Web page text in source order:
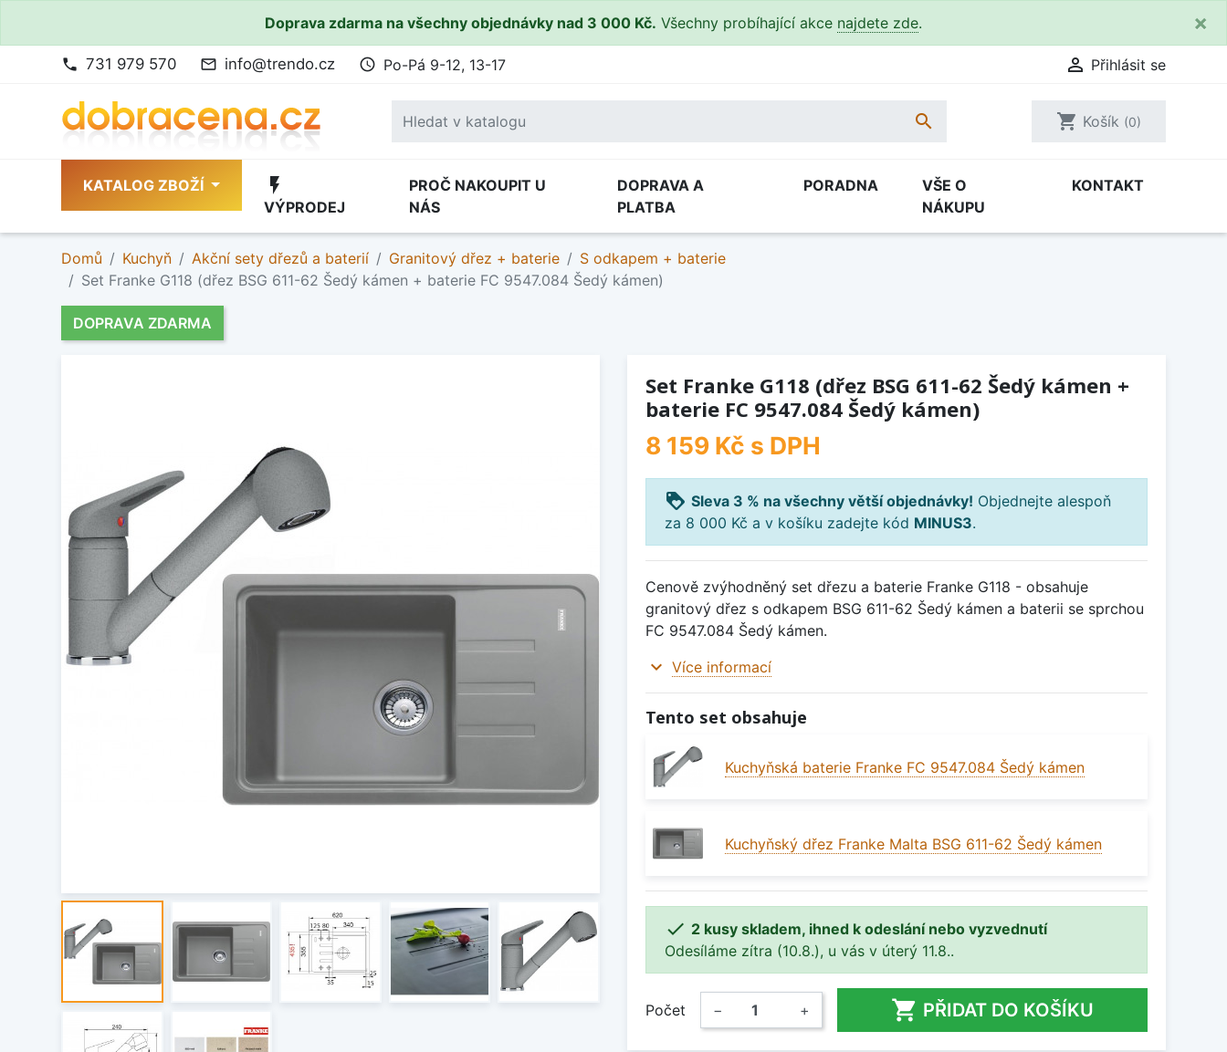
Doprava zdarma na všechny objednávky nad 3 000 Kč. Všechny probíhající akce najdete zde. ×
phone 731 979 570 mail_outline info@trendo.cz access_time Po-Pá 9-12, 13-17  Přihlásit se
 shopping_cart Košík (0)
KATALOG ZBOŽÍ flash_on
VÝPRODEJ
PROČ NAKOUPIT U
NÁS
DOPRAVA A
PLATBA
PORADNA
VŠE O
NÁKUPU
KONTAKT
Domů Kuchyň Akční sety dřezů a baterií Granitový dřez + baterie
S odkapem + baterie
Set Franke G118 (dřez BSG 611-62 Šedý kámen + baterie FC 9547.084 Šedý kámen)
DOPRAVA ZDARMA
Set Franke G118 (dřez BSG 611-62 Šedý kámen +
baterie FC 9547.084 Šedý kámen)
8 159 Kč s DPH
loyalty Sleva 3 % na všechny větší objednávky! Objednejte alespoň
za 8 000 Kč a v košíku zadejte kód MINUS3.
Cenově zvýhodněný set dřezu a baterie Franke G118 - obsahuje
granitový dřez s odkapem BSG 611-62 Šedý kámen a baterii se sprchou
FC 9547.084 Šedý kámen.
expand_more Více informací
Tento set obsahuje
Kuchyňská baterie Franke FC 9547.084 Šedý kámen
Kuchyňský dřez Franke Malta BSG 611-62 Šedý kámen
 2 kusy skladem, ihned k odeslání nebo vyzvednutí
Odesíláme zítra (10.8.), u vás v úterý 11.8..
Počet − +  PŘIDAT DO KOŠÍKU